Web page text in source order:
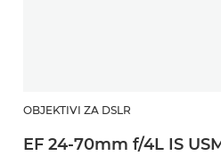
OBJEKTIVI ZA DSLR
EF 24-70mm f/4L IS